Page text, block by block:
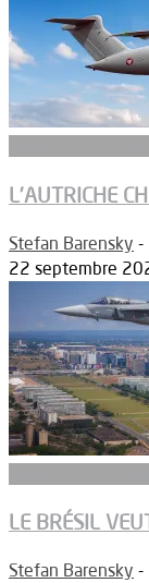
L’AUTRICHE
Stefan Barensky -
22 septembre
LE BRÉSIL
Stefan Barensky -